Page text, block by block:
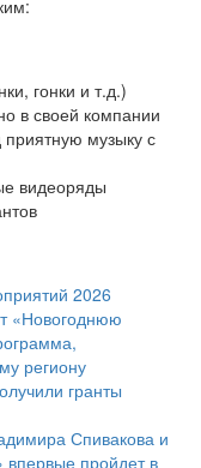
гонки и т.д.)
в своей компании
музыку с
видеоряды
2026
«Новогоднюю
региону
гранты
Спивакова и
впервые пройдет в